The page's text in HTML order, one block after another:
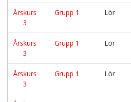
Årskurs
3
Grupp 1 Lör
Årskurs
3
Grupp 1 Lör
Årskurs
3
Grupp 1 Lör